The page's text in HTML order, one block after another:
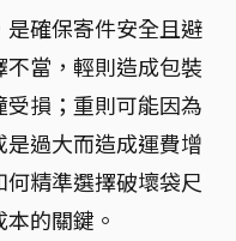
確保寄件安全且避
當，輕則造成包裝
損；重則可能因為
過大而造成運費增
精準選擇破壞袋尺
的關鍵。